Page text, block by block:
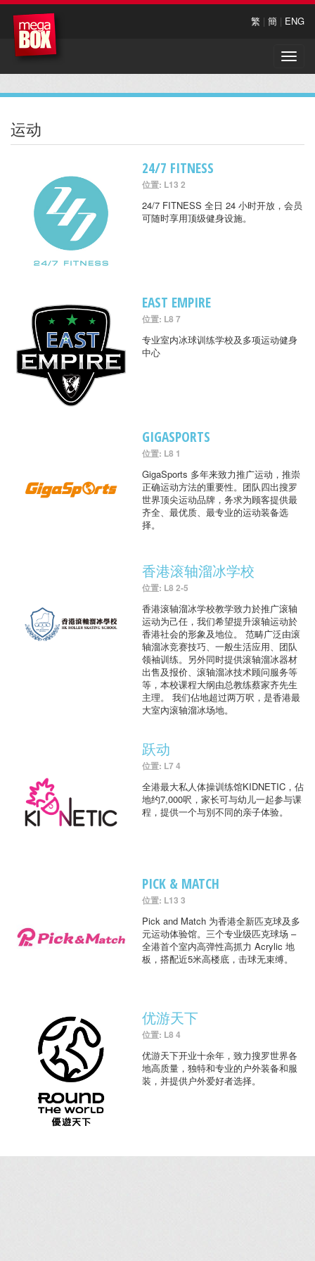
繁 | 簡 | ENG
Toggle
运动
24/7 FITNESS
位置: L13 2
24/7 FITNESS 全日 24 小时开放，会员
可随时享用顶级健身设施。
EAST EMPIRE
位置: L8 7
专业室内冰球训练学校及多项运动健身
中心
GIGASPORTS
位置: L8 1
GigaSports 多年来致力推广运动，推崇
正确运动方法的重要性。团队四出搜罗
世界顶尖运动品牌，务求为顾客提供最
齐全、最优质、最专业的运动装备选
择。
香港滚轴溜冰学校
位置: L8 2-5
香港滚轴溜冰学校教学致力於推广滚轴
运动为己任，我们希望提升滚轴运动於
香港社会的形象及地位。 范畴广泛由滚
轴溜冰竞赛技巧、一般生活应用、团队
领袖训练。另外同时提供滚轴溜冰器材
出售及报价、滚轴溜冰技术顾问服务等
等，本校课程大纲由总教练蔡家齐先生
主理。 我们佔地超过两万呎，是香港最
大室內滚轴溜冰场地。
跃动
位置: L7 4
全港最大私人体操训练馆KIDNETIC，佔
地约7,000呎，家长可与幼儿一起参与课
程，提供一个与別不同的亲子体验。
PICK & MATCH
位置: L13 3
Pick and Match 为香港全新匹克球及多
元运动体验馆。三个专业级匹克球场 –
全港首个室内高弹性高抓力 Acrylic 地
板，搭配近5米高楼底，击球无束缚。
优游天下
位置: L8 4
优游天下开业十余年，致力搜罗世界各
地高质量，独特和专业的户外装备和服
装，并提供户外爱好者选择。